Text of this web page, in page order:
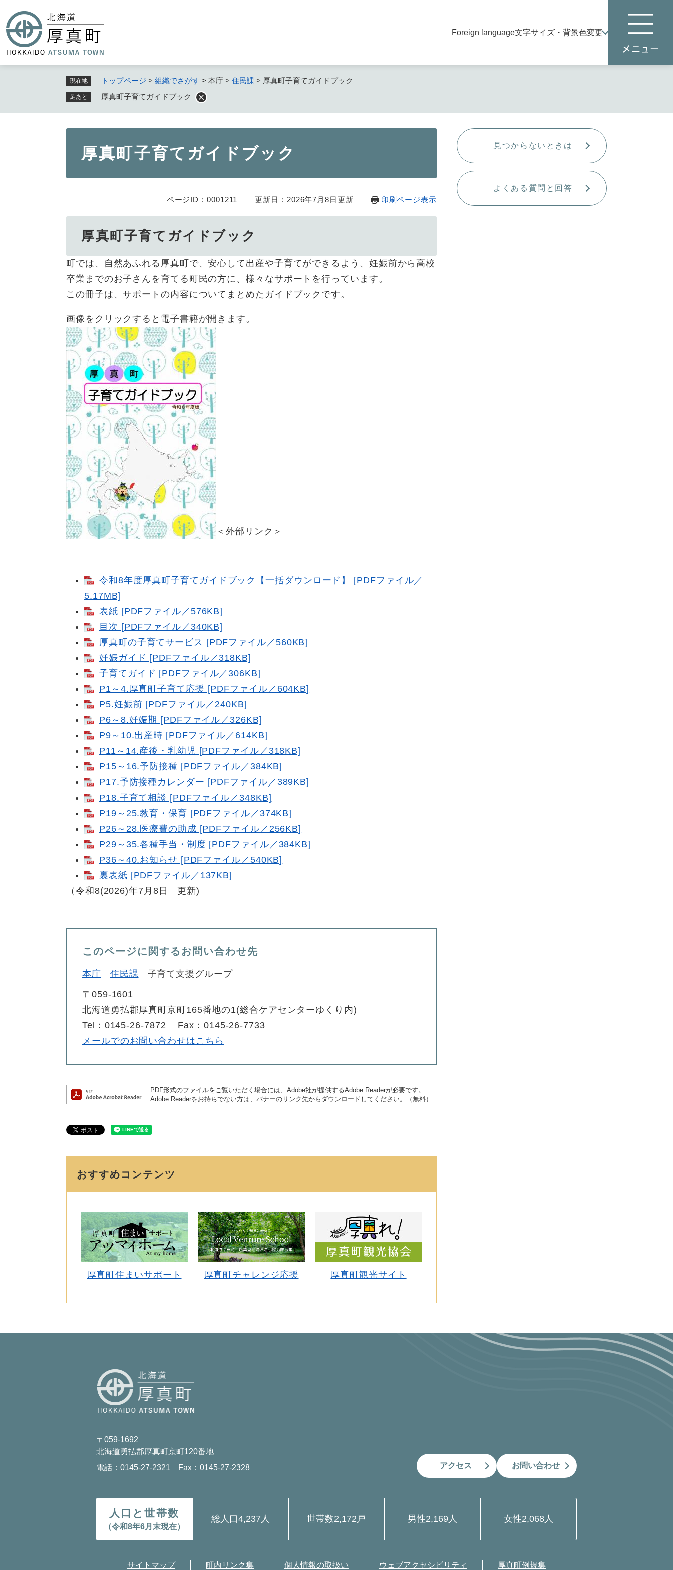
ジ
先
頭
本
Foreign language文字サイズ・背景色変更
現在地 トップページ > 組織でさがす > 本庁 > 住民課 > 厚真町子育てガイドブック
足あと 厚真町子育てガイドブック
厚真町子育てガイドブック
ページID：0001211 更新日：2026年7月8日更新 印刷ページ表示
厚真町子育てガイドブック
町では、自然あふれる厚真町で、安心して出産や子育てができるよう、妊娠前から高校
卒業までのお子さんを育てる町民の方に、様々なサポートを行っています。
この冊子は、サポートの内容についてまとめたガイドブックです。
画像をクリックすると電子書籍が開きます。
＜外部リンク＞
令和8年度厚真町子育てガイドブック【一括ダウンロード】 [PDFファイル／
5.17MB]
表紙 [PDFファイル／576KB]
目次 [PDFファイル／340KB]
厚真町の子育てサービス [PDFファイル／560KB]
妊娠ガイド [PDFファイル／318KB]
子育てガイド [PDFファイル／306KB]
P1～4.厚真町子育て応援 [PDFファイル／604KB]
P5.妊娠前 [PDFファイル／240KB]
P6～8.妊娠期 [PDFファイル／326KB]
P9～10.出産時 [PDFファイル／614KB]
P11～14.産後・乳幼児 [PDFファイル／318KB]
P15～16.予防接種 [PDFファイル／384KB]
P17.予防接種カレンダー [PDFファイル／389KB]
P18.子育て相談 [PDFファイル／348KB]
P19～25.教育・保育 [PDFファイル／374KB]
P26～28.医療費の助成 [PDFファイル／256KB]
P29～35.各種手当・制度 [PDFファイル／384KB]
P36～40.お知らせ [PDFファイル／540KB]
裏表紙 [PDFファイル／137KB]
（令和8(2026)年7月8日 更新)
このページに関するお問い合わせ先
本庁 住民課 子育て支援グループ
〒059-1601
北海道勇払郡厚真町京町165番地の1(総合ケアセンターゆくり内)
Tel：0145-26-7872
Fax：0145-26-7733
メールでのお問い合わせはこちら
PDF形式のファイルをご覧いただく場合には、Adobe社が提供するAdobe Readerが必要です。
Adobe Readerをお持ちでない方は、バナーのリンク先からダウンロードしてください。（無料）
おすすめコンテンツ
厚真町住まいサポート 厚真町チャレンジ応援 厚真町観光サイト
見つからないときは
よくある質問と回答
〒059-1692
北海道勇払郡厚真町京町120番地
電話：0145-27-2321 Fax：0145-27-2328
アクセス お問い合わせ
人口と世帯数
（令和8年6月末現在）
総人口4,237人 世帯数2,172戸 男性2,169人 女性2,068人
サイトマップ 町内リンク集 個人情報の取扱い ウェブアクセシビリティ 厚真町例規集